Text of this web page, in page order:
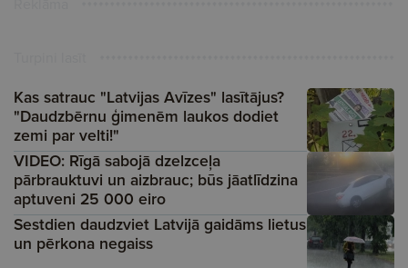
Kas satrauc "Latvijas Avīzes" lasītājus?
"Daudzbērnu ģimenēm laukos dodiet
zemi par velti!"
VIDEO: Rīgā sabojā dzelzceļa
pārbrauktuvi un aizbrauc; būs jāatlīdzina
aptuveni 25 000 eiro
Sestdien daudzviet Latvijā gaidāms lietus
un pērkona negaiss